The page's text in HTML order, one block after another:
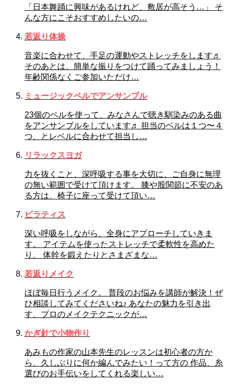
「日本舞踊に興味があるけれど、敷居が高そう…」 そ
んな方にこそおすすめしたいの…
若返り体操
音楽に合わせて、手足の運動やストレッチをします♬
そのあとは、簡単な振りをつけて踊ってみましょう！
年齢関係なくご参加いただけ…
ミュージックベルでアンサンブル
23個のベルを使って、みなさんで聴き馴染みのある曲
をアンサンブルをしています♬ 担当のベルは１つ〜４
つ、とレベルに合わせて担当し…
リラックスヨガ
力を抜くこと、深呼吸する事を大切に、ご自身に無理
の無い範囲で受けて頂けます。 膝や股関節に不安のあ
る方は、椅子に座って受けて頂い…
ピラティス
深い呼吸をしながら、全身にアプローチしていきま
す。 アイテムを使ったストレッチで柔軟性を高めた
り、 体幹を鍛えたりとさまざまな…
若返りメイク
ほぼ毎日行うメイク。 普段のお悩みを講師が解決！ぜ
ひ相談してみてくださいね♪ あなたの魅力を引き出
す、プロのメイクテクニックが…
かぎ針で小物作り
あみもの作家の山本先生のレッスンは初心者の方か
ら、久しぶりに何か編んでみたい！って方の 作品、糸
選びのお手伝いをしてくれる楽しい…